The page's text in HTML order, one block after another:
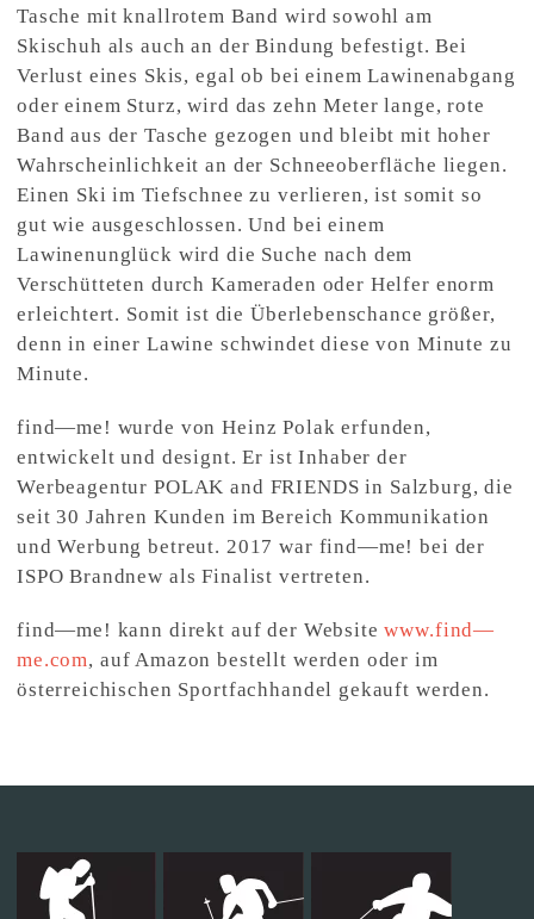
Tasche mit knallrotem Band wird sowohl am
Skischuh als auch an der Bindung befestigt. Bei
Verlust eines Skis, egal ob bei einem Lawinenabgang
oder einem Sturz, wird das zehn Meter lange, rote
Band aus der Tasche gezogen und bleibt mit hoher
Wahrscheinlichkeit an der Schneeoberfläche liegen.
Einen Ski im Tiefschnee zu verlieren, ist somit so
gut wie ausgeschlossen. Und bei einem
Lawinenunglück wird die Suche nach dem
Verschütteten durch Kameraden oder Helfer enorm
erleichtert. Somit ist die Überlebenschance größer,
denn in einer Lawine schwindet diese von Minute zu
Minute.
find—me! wurde von Heinz Polak erfunden,
entwickelt und designt. Er ist Inhaber der
Werbeagentur POLAK and FRIENDS in Salzburg, die
seit 30 Jahren Kunden im Bereich Kommunikation
und Werbung betreut. 2017 war find—me! bei der
ISPO Brandnew als Finalist vertreten.
find—me! kann direkt auf der Websitewww.find—
me.com, auf Amazon bestellt werden oder im
österreichischen Sportfachhandel gekauft werden.